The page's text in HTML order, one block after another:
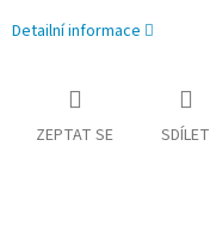
Detailní informace
ZEPTAT SE SDÍLET